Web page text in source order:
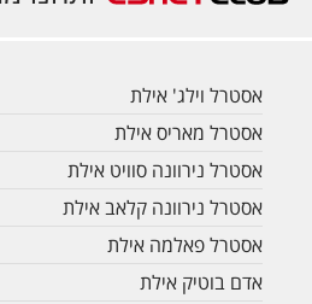
אסטרל וילג' אילת
אסטרל מאריס אילת
אסטרל נירוונה סוויט אילת
אסטרל נירוונה קלאב אילת
אסטרל פאלמה אילת
אדם בוטיק אילת